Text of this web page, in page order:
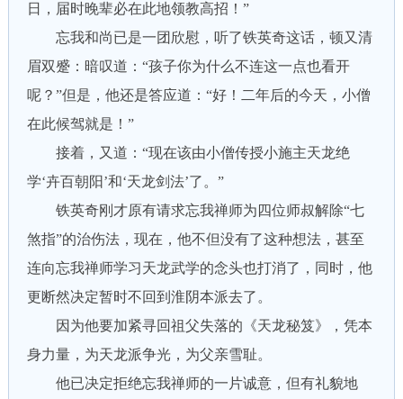
日，届时晚辈必在此地领教高招！”
忘我和尚已是一团欣慰，听了铁英奇这话，顿又清
眉双蹙：暗叹道：“孩子你为什么不连这一点也看开
呢？”但是，他还是答应道：“好！二年后的今天，小僧
在此候驾就是！”
接着，又道：“现在该由小僧传授小施主天龙绝
学‘卉百朝阳’和‘天龙剑法’了。”
铁英奇刚才原有请求忘我禅师为四位师叔解除“七
煞指”的治伤法，现在，他不但没有了这种想法，甚至
连向忘我禅师学习天龙武学的念头也打消了，同时，他
更断然决定暂时不回到淮阴本派去了。
因为他要加紧寻回祖父失落的《天龙秘笈》，凭本
身力量，为天龙派争光，为父亲雪耻。
他已决定拒绝忘我禅师的一片诚意，但有礼貌地